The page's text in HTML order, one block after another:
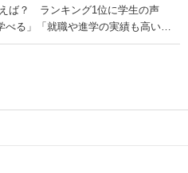
ば？ ランキング1位に学生の声
べる」「就職や進学の実績も高い」